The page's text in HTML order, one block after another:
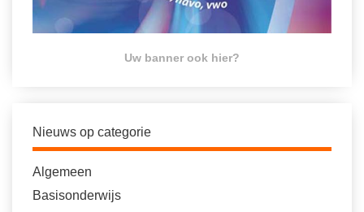
Uw banner ook hier?
Nieuws op categorie
Algemeen
Basisonderwijs